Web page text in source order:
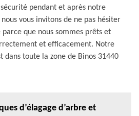
pendant et après notre
vous invitons de ne pas hésiter
que nous sommes prêts et
et efficacement. Notre
dans toute la zone de Binos 31440
d’élagage d’arbre et